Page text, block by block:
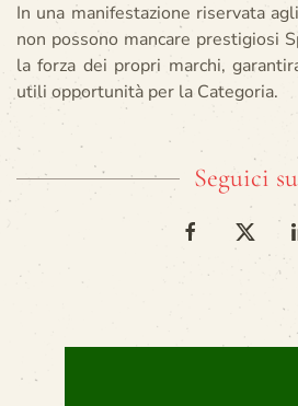
In una manifestazione riservata
non possono mancare prestigiosi
la forza dei propri marchi,
utili opportunità per la Categoria.
Seguici su